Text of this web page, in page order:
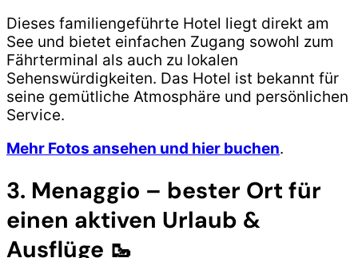
Dieses familiengeführte Hotel liegt direkt am
See und bietet einfachen Zugang sowohl zum
Fährterminal als auch zu lokalen
Sehenswürdigkeiten. Das Hotel ist bekannt für
seine gemütliche Atmosphäre und persönlichen
Service.
Mehr Fotos ansehen und hier buchen.
3. Menaggio – bester Ort für
einen aktiven Urlaub &
Ausflüge 🥾